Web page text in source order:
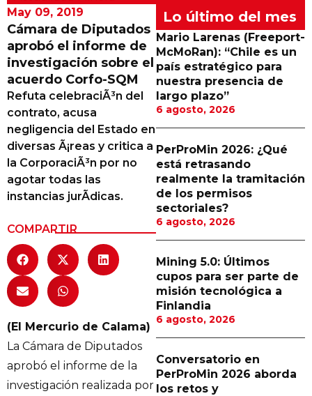
Minerí­a Subterránea
Proveedores
Canal Digital
Columnas de Opinión
Designaciones
Calendario de Eventos
Revistas Digital
Siguenos
May 09, 2019
Cámara de Diputados
aprobó el informe de
investigación sobre el
acuerdo Corfo-SQM
Refuta celebraciÃ³n del
contrato, acusa
negligencia del Estado en
diversas Ã¡reas y critica a
la CorporaciÃ³n por no
agotar todas las
instancias jurÃ­dicas.
COMPARTIR
(El Mercurio de Calama)
La Cámara de Diputados
aprobó el informe de la
investigación realizada por
Lo último del mes
Mario Larenas (Freeport-
McMoRan): “Chile es un
país estratégico para
nuestra presencia de
largo plazo”
6 agosto, 2026
PerProMin 2026: ¿Qué
está retrasando
realmente la tramitación
de los permisos
sectoriales?
6 agosto, 2026
Mining 5.0: Últimos
cupos para ser parte de
misión tecnológica a
Finlandia
6 agosto, 2026
Conversatorio en
PerProMin 2026 aborda
los retos y